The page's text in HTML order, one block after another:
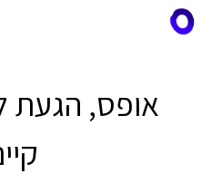
אופס, הגעת